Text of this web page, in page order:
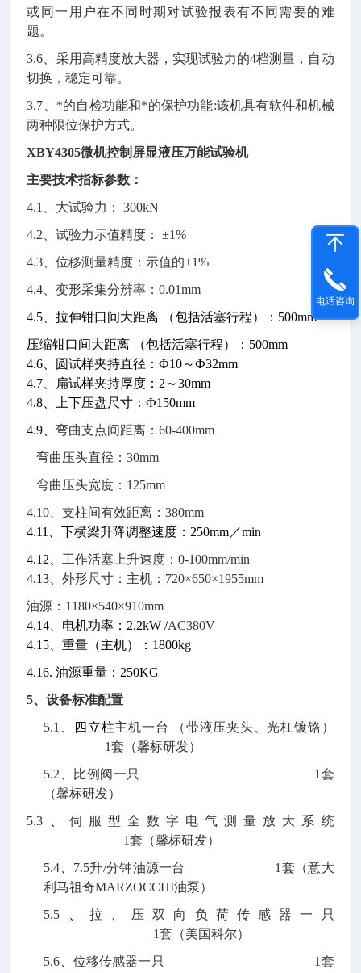
或同一用户在不同时期对试验报表有不同需要的难
题。
3.6、采用高精度放大器，实现试验力的4档测量，自动
切换，稳定可靠。
3.7、*的自检功能和*的保护功能:该机具有软件和机械
两种限位保护方式。
XBY4305微机控制屏显液压万能试验机
主要技术指标参数：
4.1、大试验力： 300kN
4.2、试验力示值精度： ±1%
4.3、位移测量精度：示值的±1%
4.4、变形采集分辨率：0.01mm
4.5、拉伸钳口间大距离 （包括活塞行程）：500mm
压缩钳口间大距离 （包括活塞行程）：500mm
4.6、圆试样夹持直径：Ф10～Ф32mm
4.7、扁试样夹持厚度：2～30mm
4.8、上下压盘尺寸：Ф150mm
4.9、弯曲支点间距离：60-400mm
弯曲压头直径：30mm
弯曲压头宽度：125mm
4.10、支柱间有效距离：380mm
4.11、下横梁升降调整速度：250mm／min
4.12、 工作活塞上升速度：0-100mm/min
4.13、外形尺寸：主机：720×650×1955mm
油源：1180×540×910mm
4.14、电机功率：2.2kW /AC380V
4.15、重量（主机）：1800kg
4.16. 油源重量：250KG
5、设备标准配置
5.1
、四立柱主机一台 （带液压夹头、光杠镀铬）
1套（馨标研发）
5.2
比例阀一只 1套
（馨标研发）
5.3
伺服型全数字电气测量放大系统
1套（馨标研发）
5.4
7.5升/分钟油源一台 1套（意大
利马祖奇MARZOCCHI油泵）
5.5
拉、压双向负荷传感器一只
1套（美国科尔）
5.6
位移传感器一只 1套
电话咨询